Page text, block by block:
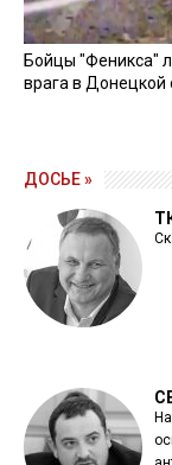
Бойцы "Феникса"
врага в Донецкой
ДОСЬЕ »